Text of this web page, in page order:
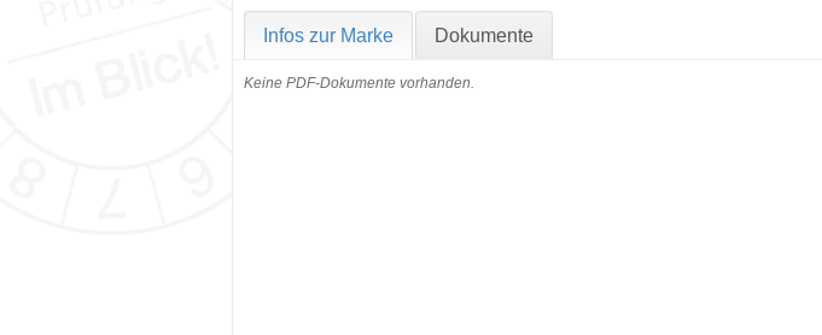
Infos zur Marke Dokumente
Keine PDF-Dokumente vorhanden.